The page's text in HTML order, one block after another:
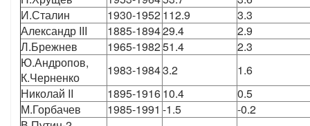
И.Сталин
1930-1952112.9
3.3
Александр III
1885-189429.4
2.9
Л.Брежнев
1965-198251.4
2.3
Ю.Андропов,
К.Черненко
1983-19843.2
1.6
Николай II
1895-191610.4
0.5
М.Горбачев
1985-1991 -1.5
-0.2